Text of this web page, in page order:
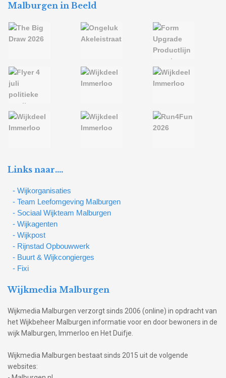
Malburgen in Beeld
Links naar….
- Wijkorganisaties
- Team Leefomgeving Malburgen
- Sociaal Wijkteam Malburgen
- Wijkagenten
- Wijkpost
- Rijnstad Opbouwwerk
- Buurt & Wijkcongierges
- Fixi
Wijkmedia Malburgen
Wijkmedia Malburgen verzorgt sinds 2006 (online) in opdracht van
het Wijkbeheer Malburgen informatie voor en door bewoners in de
wijk Malburgen, Immerloo en Het Duifje.
Wijkmedia Malburgen bestaat sinds 2015 uit de volgende
websites: